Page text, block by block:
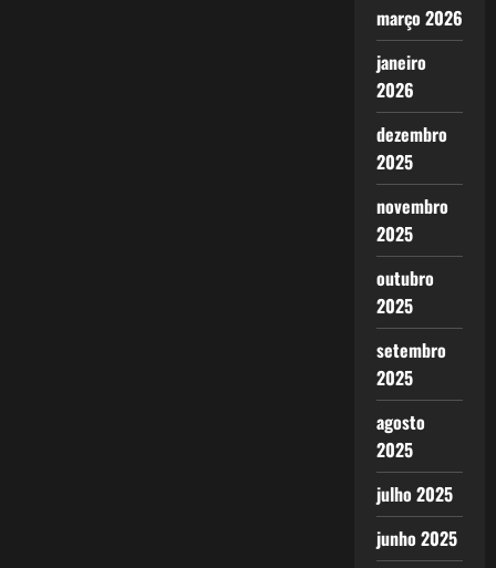
março 2026
janeiro
2026
dezembro
2025
novembro
2025
outubro
2025
setembro
2025
agosto
2025
julho 2025
junho 2025